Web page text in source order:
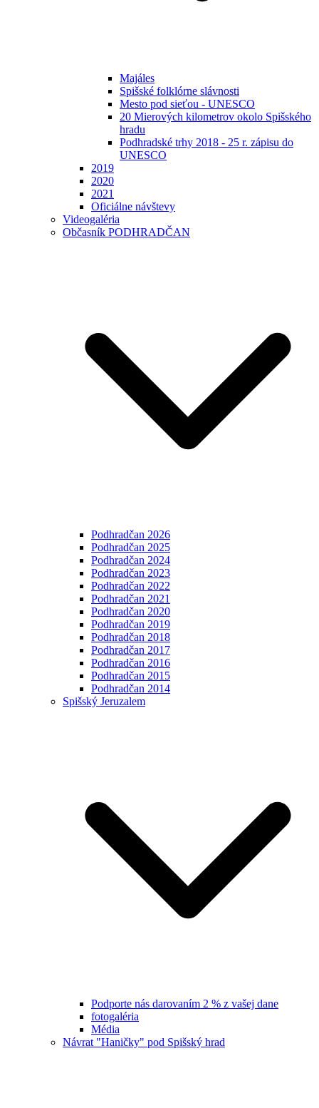
Majáles
Spišské folklórne slávnosti
Mesto pod sieťou - UNESCO
20 Mierových kilometrov okolo Spišského
hradu
Podhradské trhy 2018 - 25 r. zápisu do
UNESCO
2019
2020
2021
Oficiálne návštevy
Videogaléria
Občasník PODHRADČAN
Podhradčan 2026
Podhradčan 2025
Podhradčan 2024
Podhradčan 2023
Podhradčan 2022
Podhradčan 2021
Podhradčan 2020
Podhradčan 2019
Podhradčan 2018
Podhradčan 2017
Podhradčan 2016
Podhradčan 2015
Podhradčan 2014
Spišský Jeruzalem
Podporte nás darovaním 2 % z vašej dane
fotogaléria
Média
Návrat "Haničky" pod Spišský hrad